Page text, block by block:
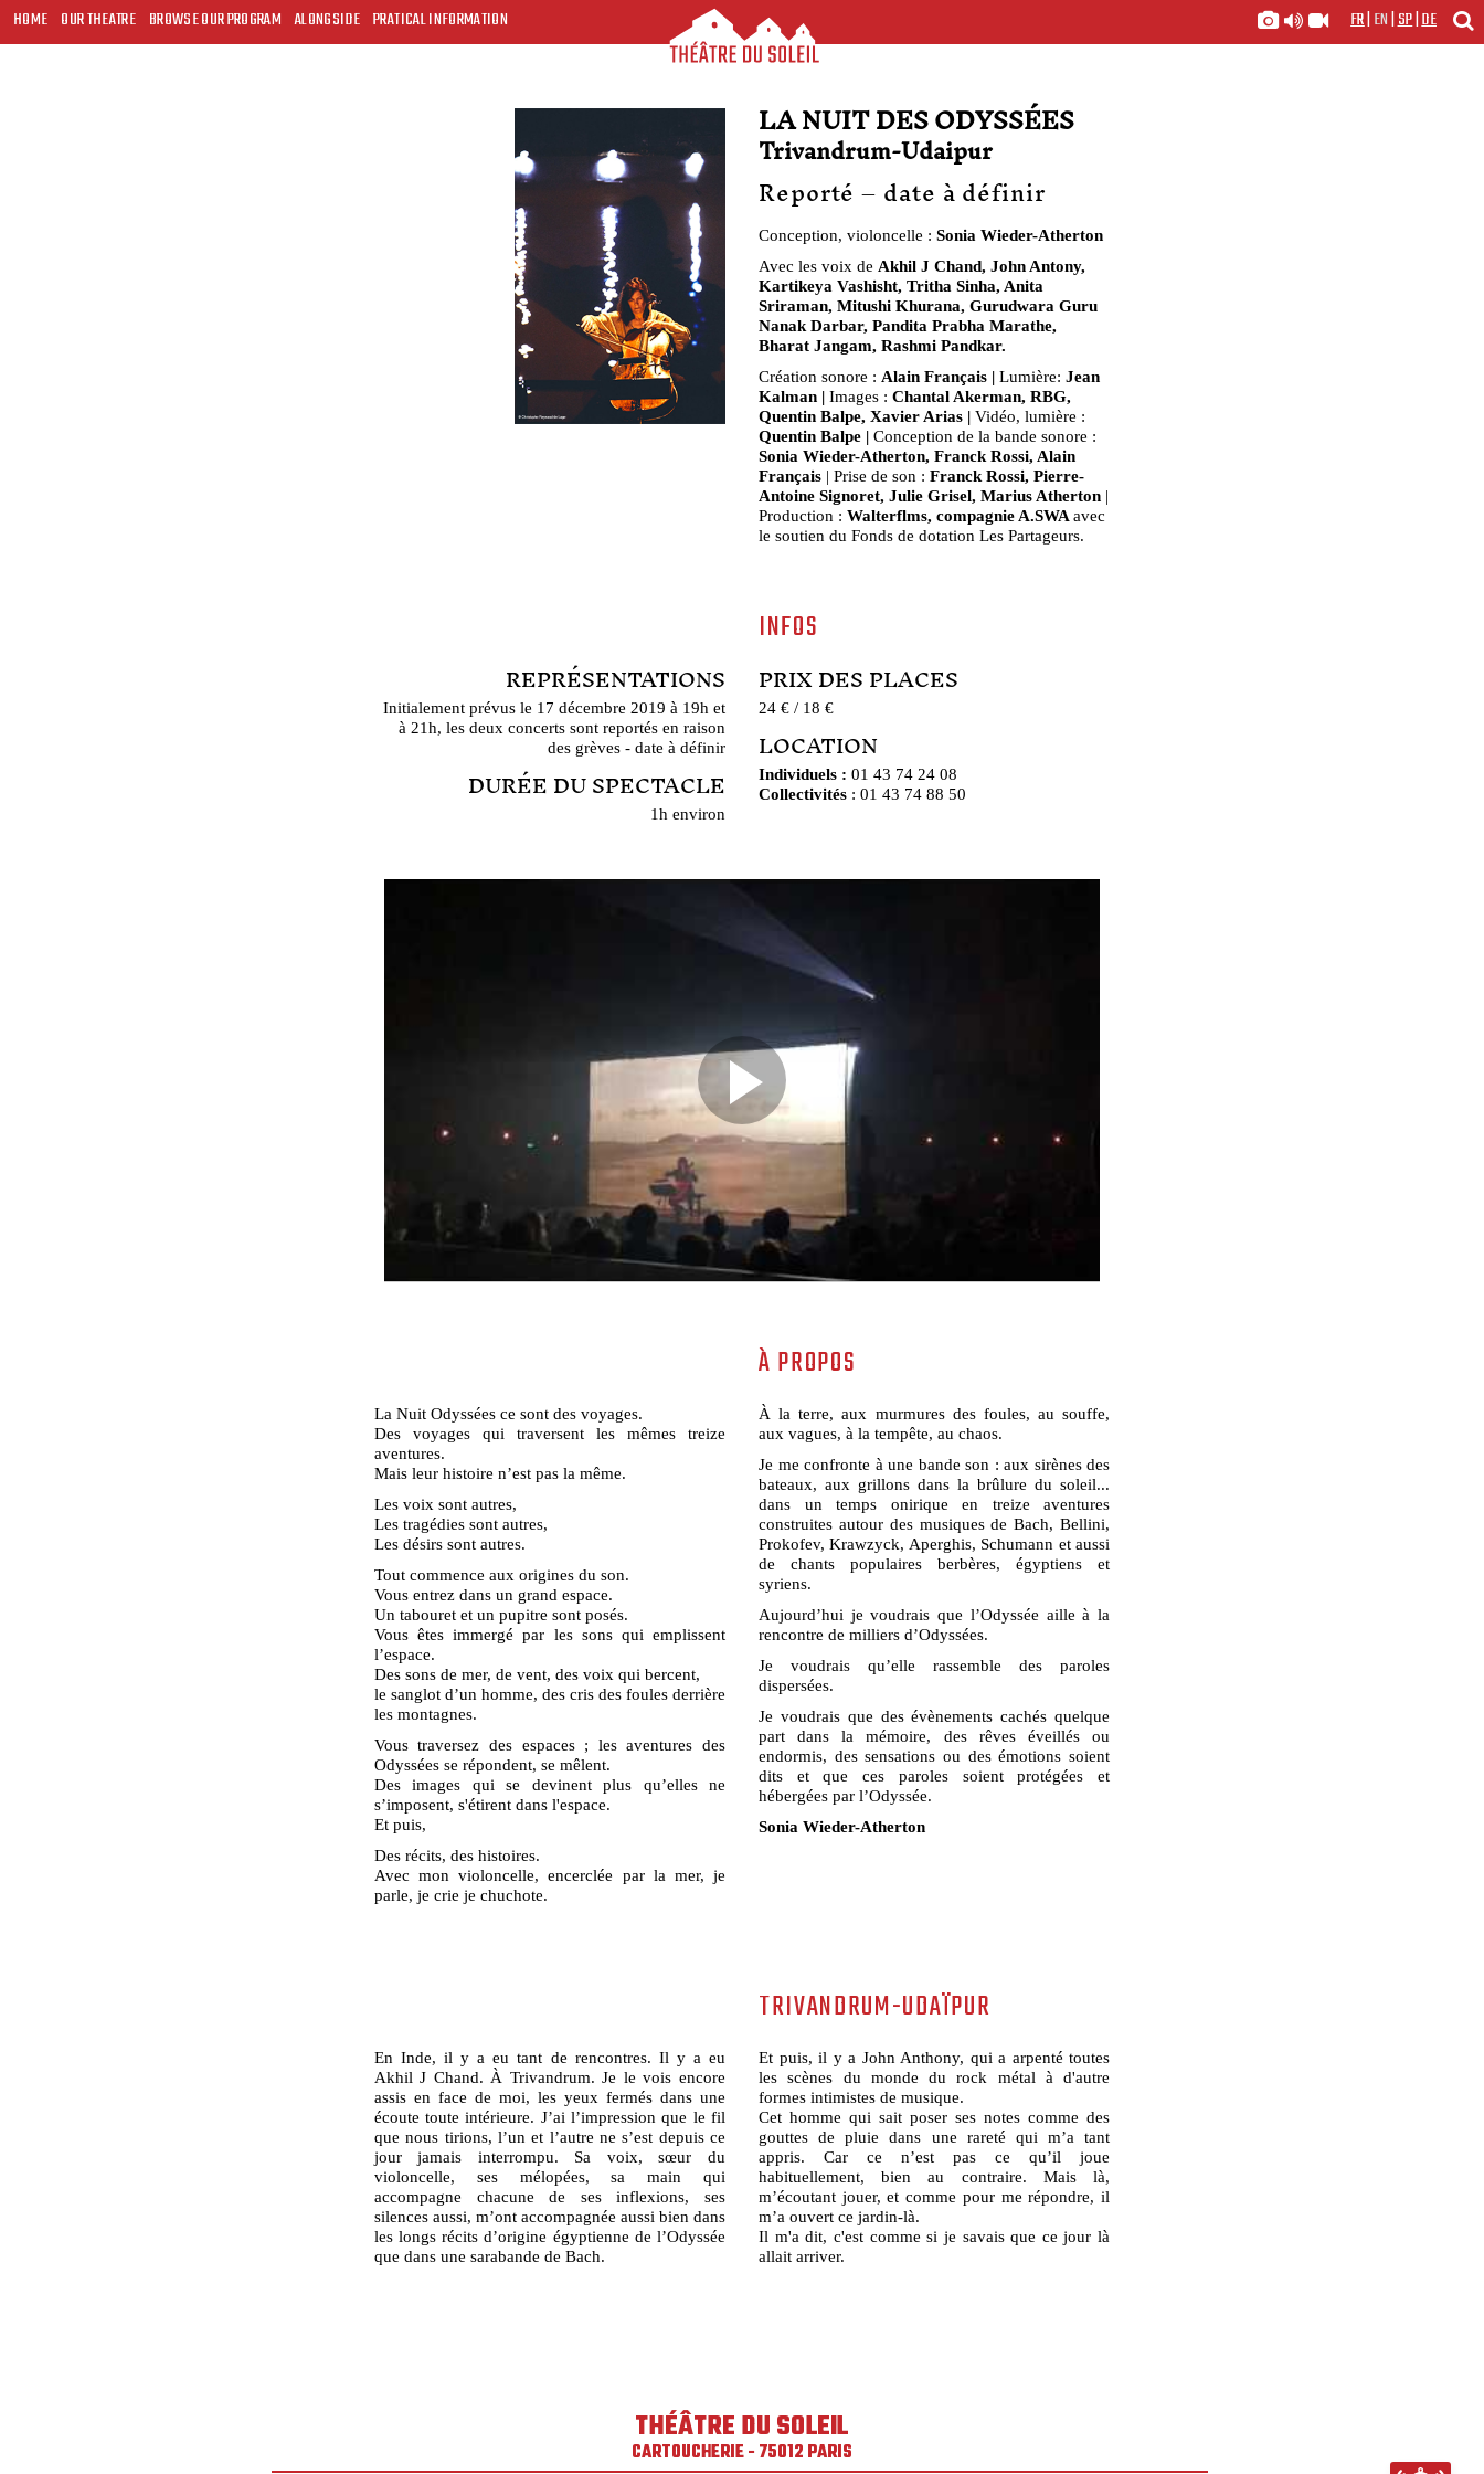
HOME OUR THEATRE BROWSE OUR PROGRAM ALONGSIDE PRATICAL INFORMATION FR|EN|SP|DE
LA NUIT DES ODYSSÉES
Trivandrum-Udaipur
Reporté – date à définir
Conception, violoncelle : Sonia Wieder-Atherton
Avec les voix de Akhil J Chand, John Antony,
Kartikeya Vashisht, Tritha Sinha, Anita
Sriraman, Mitushi Khurana, Gurudwara Guru
Nanak Darbar, Pandita Prabha Marathe,
Bharat Jangam, Rashmi Pandkar.
Création sonore : Alain Français | Lumière: Jean
Kalman | Images : Chantal Akerman, RBG,
Quentin Balpe, Xavier Arias | Vidéo, lumière :
Quentin Balpe | Conception de la bande sonore :
Sonia Wieder-Atherton, Franck Rossi, Alain
Français | Prise de son : Franck Rossi, Pierre-
Antoine Signoret, Julie Grisel, Marius Atherton |
Production : Walterflms, compagnie A.SWA avec
le soutien du Fonds de dotation Les Partageurs.
INFOS
REPRÉSENTATIONS
Initialement prévus le 17 décembre 2019 à 19h et
à 21h, les deux concerts sont reportés en raison
des grèves - date à définir
DURÉE DU SPECTACLE
1h environ
PRIX DES PLACES
24 € / 18 €
LOCATION
Individuels : 01 43 74 24 08
Collectivités : 01 43 74 88 50
À PROPOS
La Nuit Odyssées ce sont des voyages.
Des voyages qui traversent les mêmes treize
aventures.
Mais leur histoire n’est pas la même.
Les voix sont autres,
Les tragédies sont autres,
Les désirs sont autres.
Tout commence aux origines du son.
Vous entrez dans un grand espace.
Un tabouret et un pupitre sont posés.
Vous êtes immergé par les sons qui emplissent
l’espace.
Des sons de mer, de vent, des voix qui bercent,
le sanglot d’un homme, des cris des foules derrière
les montagnes.
Vous traversez des espaces ; les aventures des
Odyssées se répondent, se mêlent.
Des images qui se devinent plus qu’elles ne
s’imposent, s'étirent dans l'espace.
Et puis,
Des récits, des histoires.
Avec mon violoncelle, encerclée par la mer, je
parle, je crie je chuchote.
À la terre, aux murmures des foules, au souffe,
aux vagues, à la tempête, au chaos.
Je me confronte à une bande son : aux sirènes des
bateaux, aux grillons dans la brûlure du soleil...
dans un temps onirique en treize aventures
construites autour des musiques de Bach, Bellini,
Prokofev, Krawzyck, Aperghis, Schumann et aussi
de chants populaires berbères, égyptiens et
syriens.
Aujourd’hui je voudrais que l’Odyssée aille à la
rencontre de milliers d’Odyssées.
Je voudrais qu’elle rassemble des paroles
dispersées.
Je voudrais que des évènements cachés quelque
part dans la mémoire, des rêves éveillés ou
endormis, des sensations ou des émotions soient
dits et que ces paroles soient protégées et
hébergées par l’Odyssée.
Sonia Wieder-Atherton
TRIVANDRUM-UDAÏPUR
En Inde, il y a eu tant de rencontres. Il y a eu
Akhil J Chand. À Trivandrum. Je le vois encore
assis en face de moi, les yeux fermés dans une
écoute toute intérieure. J’ai l’impression que le fil
que nous tirions, l’un et l’autre ne s’est depuis ce
jour jamais interrompu. Sa voix, sœur du
violoncelle, ses mélopées, sa main qui
accompagne chacune de ses inflexions, ses
silences aussi, m’ont accompagnée aussi bien dans
les longs récits d’origine égyptienne de l’Odyssée
que dans une sarabande de Bach.
Et puis, il y a John Anthony, qui a arpenté toutes
les scènes du monde du rock métal à d'autre
formes intimistes de musique.
Cet homme qui sait poser ses notes comme des
gouttes de pluie dans une rareté qui m’a tant
appris. Car ce n’est pas ce qu’il joue
habituellement, bien au contraire. Mais là,
m’écoutant jouer, et comme pour me répondre, il
m’a ouvert ce jardin-là.
Il m'a dit, c'est comme si je savais que ce jour là
allait arriver.
THÉÂTRE DU SOLEIL
CARTOUCHERIE - 75012 PARIS